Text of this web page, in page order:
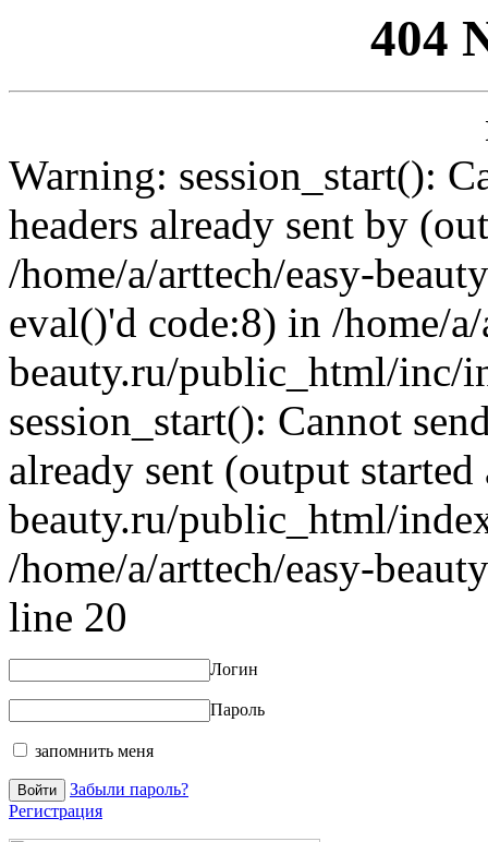
404
Warning: session_start():
headers already sent by
/home/a/arttech/easy-
eval()'d code:8) in /home/
beauty.ru/public_html/inc/
session_start(): Cannot
already sent (output
beauty.ru/public_html/
/home/a/arttech/easy-
line 20
Логин
Пароль
запомнить меня
Забыли пароль?
Регистрация